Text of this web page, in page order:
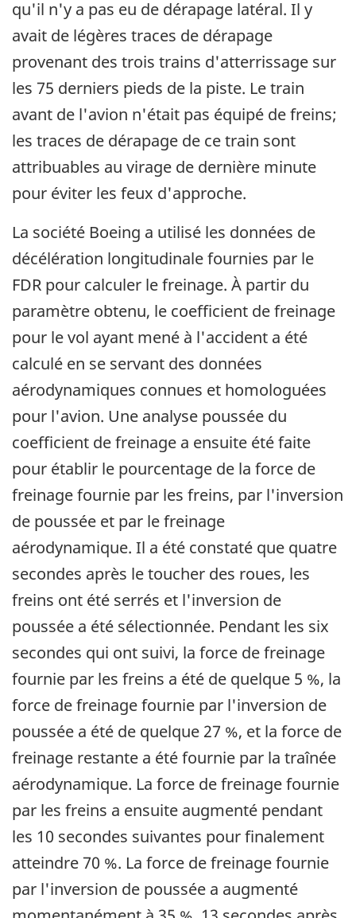
qu'il n'y a pas eu de dérapage latéral. Il y
avait de légères traces de dérapage
provenant des trois trains d'atterrissage sur
les 75 derniers pieds de la piste. Le train
avant de l'avion n'était pas équipé de freins;
les traces de dérapage de ce train sont
attribuables au virage de dernière minute
pour éviter les feux d'approche.
La société Boeing a utilisé les données de
décélération longitudinale fournies par le
FDR pour calculer le freinage. À partir du
paramètre obtenu, le coefficient de freinage
pour le vol ayant mené à l'accident a été
calculé en se servant des données
aérodynamiques connues et homologuées
pour l'avion. Une analyse poussée du
coefficient de freinage a ensuite été faite
pour établir le pourcentage de la force de
freinage fournie par les freins, par l'inversion
de poussée et par le freinage
aérodynamique. Il a été constaté que quatre
secondes après le toucher des roues, les
freins ont été serrés et l'inversion de
poussée a été sélectionnée. Pendant les six
secondes qui ont suivi, la force de freinage
fournie par les freins a été de quelque 5 %, la
force de freinage fournie par l'inversion de
poussée a été de quelque 27 %, et la force de
freinage restante a été fournie par la traînée
aérodynamique. La force de freinage fournie
par les freins a ensuite augmenté pendant
les 10 secondes suivantes pour finalement
atteindre 70 %. La force de freinage fournie
par l'inversion de poussée a augmenté